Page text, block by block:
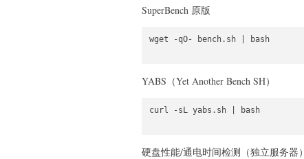
SuperBench 原版
wget -qO- bench.sh | bash
YABS（Yet Another Bench SH）
curl -sL yabs.sh | bash
硬盘性能/通电时间检测（独立服务器）